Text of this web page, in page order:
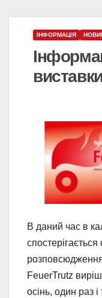
ІНФОРМАЦІЯ
В даний час в
FeuerTrutz
осінь, один раз